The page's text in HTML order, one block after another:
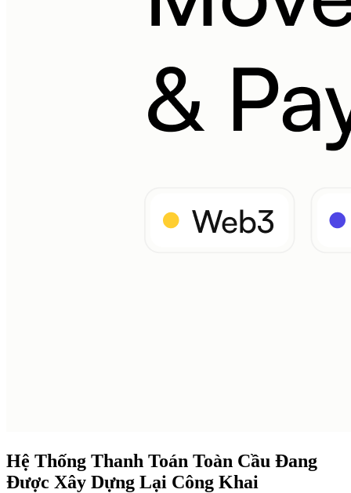
Hệ Thống Thanh Toán Toàn Cầu Đang
Được Xây Dựng Lại Công Khai